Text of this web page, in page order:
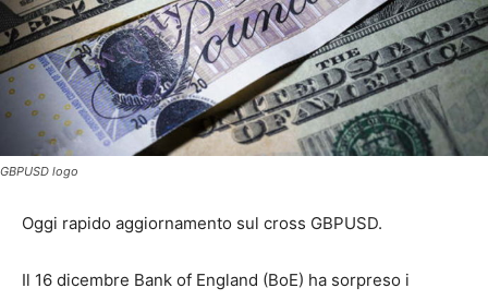
GBPUSD logo
Oggi rapido aggiornamento sul cross GBPUSD.
Il 16 dicembre Bank of England (BoE) ha sorpreso i